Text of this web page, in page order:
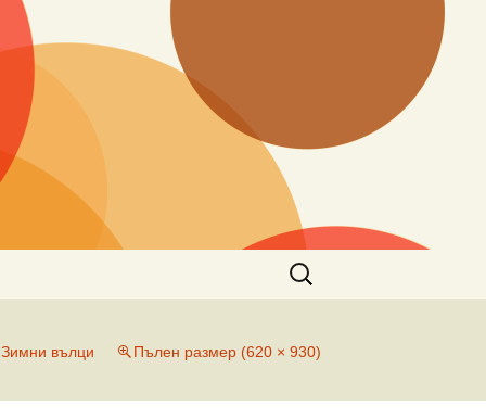
Търсене
за:
Зимни вълци Пълен размер (620 × 930)